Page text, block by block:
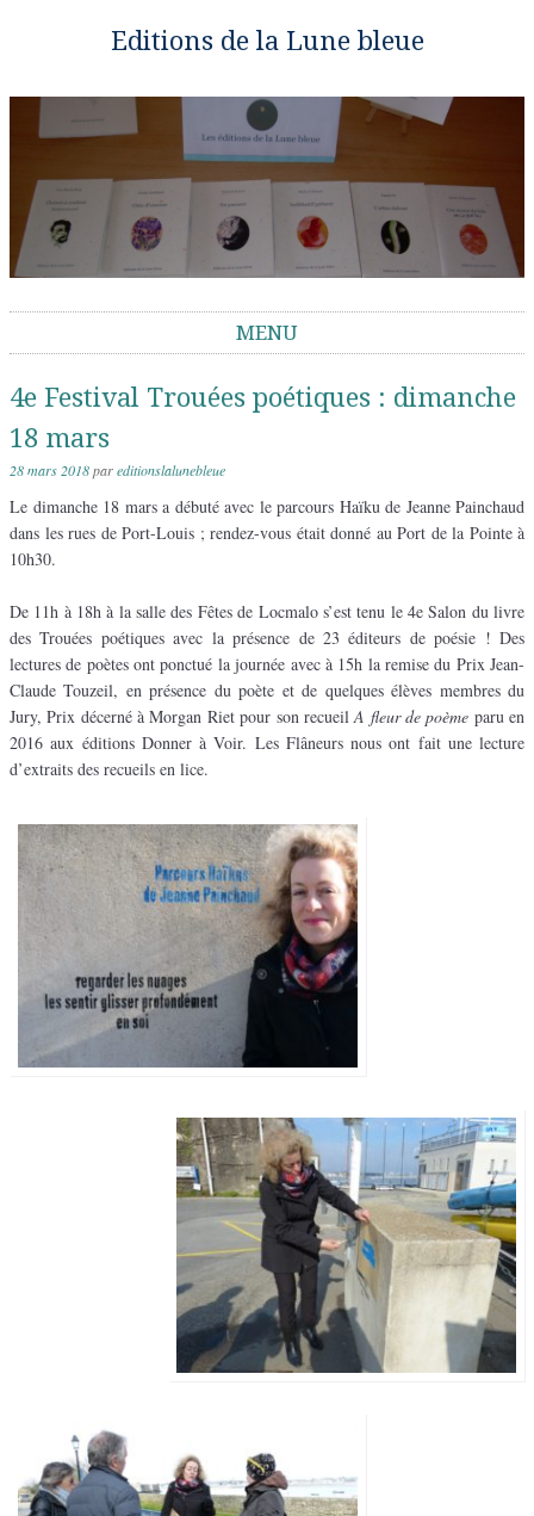
Editions de la Lune bleue
MENU
4e Festival Trouées poétiques : dimanche
18 mars
28 mars 2018pareditionslalunebleue
Le dimanche 18 mars a débuté avec le parcours Haïku de Jeanne Painchaud
dans les rues de Port-Louis ; rendez-vous était donné au Port de la Pointe à
10h30.
De 11h à 18h à la salle des Fêtes de Locmalo s’est tenu le 4e Salon du livre
des Trouées poétiques avec la présence de 23 éditeurs de poésie ! Des
lectures de poètes ont ponctué la journée avec à 15h la remise du Prix Jean-
Claude Touzeil, en présence du poète et de quelques élèves membres du
Jury, Prix décerné à Morgan Riet pour son recueilA fleur de poème paru en
2016 aux éditions Donner à Voir. Les Flâneurs nous ont fait une lecture
d’extraits des recueils en lice.